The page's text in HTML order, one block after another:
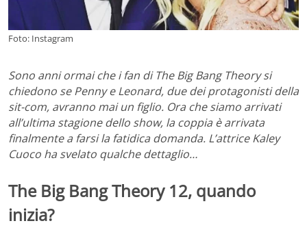
Foto: Instagram
Sono anni ormai che i fan di The Big Bang Theory si
chiedono se Penny e Leonard, due dei protagonisti della
sit-com, avranno mai un figlio. Ora che siamo arrivati
all’ultima stagione dello show, la coppia è arrivata
finalmente a farsi la fatidica domanda. L’attrice Kaley
Cuoco ha svelato qualche dettaglio…
The Big Bang Theory 12, quando
inizia?